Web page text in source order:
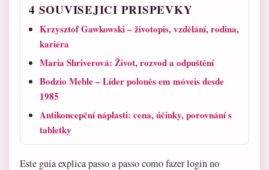
4 SOUVISEJICI PRISPEVKY
Krzysztof Gawkowski – životopis, vzdělání, rodina,
kariéra
Maria Shriverová: Život, rozvod a odpuštění
Bodzio Meble – Líder polonês em móveis desde
1985
Antikoncepční náplasti: cena, účinky, porovnání s
tabletky
Este guia explica passo a passo como fazer login no